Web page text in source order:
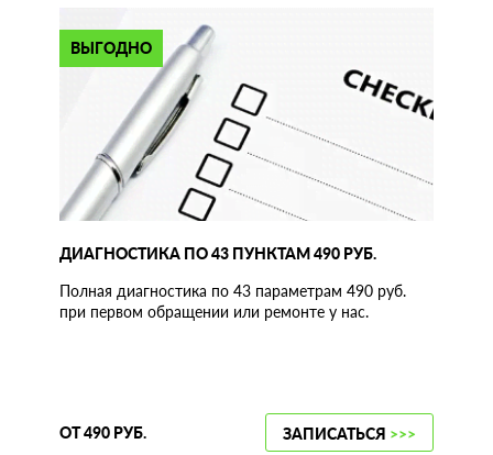
ВЫГОДНО
ДИАГНОСТИКА ПО 43 ПУНКТАМ 490 РУБ.
Полная диагностика по 43 параметрам 490 руб.
при первом обращении или ремонте у нас.
ОТ 490 РУБ. ЗАПИСАТЬСЯ >>>